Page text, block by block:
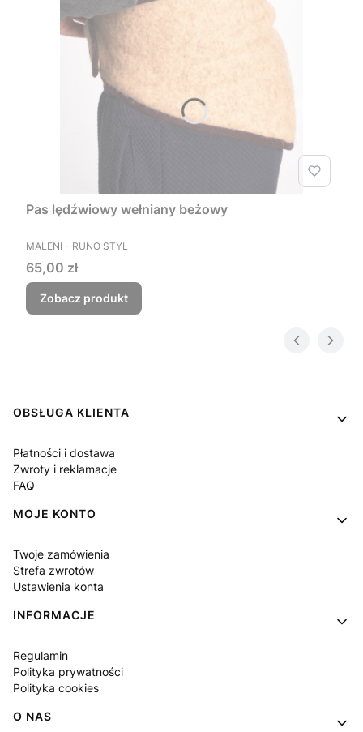
Pas lędźwiowy wełniany beżowy
PRODUCENT
MALENI - RUNO STYL
Cena
65,00 zł
Zobacz produkt
Linki w stopce
OBSŁUGA KLIENTA
Płatności i dostawa
Zwroty i reklamacje
FAQ
MOJE KONTO
Twoje zamówienia
Strefa zwrotów
Ustawienia konta
INFORMACJE
Regulamin
Polityka prywatności
Polityka cookies
O NAS